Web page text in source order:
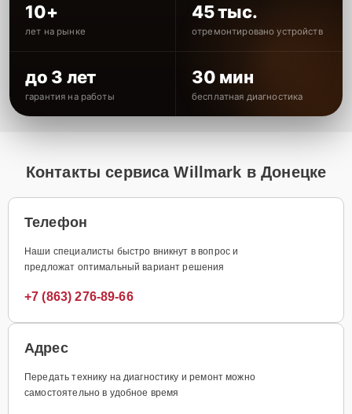
10+
лет на рынке
45 тыс.
отремонтировано устройств
до 3 лет
гарантия на работы
30 мин
бесплатная диагностика
Контакты сервиса Willmark в Донецке
Телефон
Наши специалисты быстро вникнут в вопрос и
предложат оптимальный вариант решения
+7 (863) 276-89-66
Адрес
Передать технику на диагностику и ремонт можно
самостоятельно в удобное время